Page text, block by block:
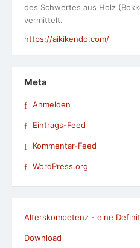
des Schwertes aus Holz
vermittelt.
https://aikikendo.com/
Meta
Anmelden
Eintrags-Feed
Kommentar-Feed
WordPress.org
Alterskompetenz - eine
Download